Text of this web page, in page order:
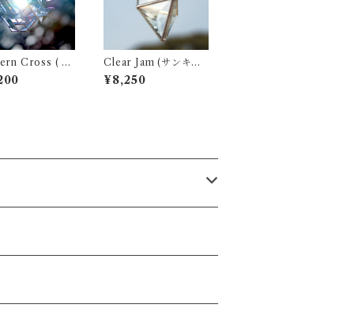
Cross ( 3
ャッチャー )
Clear Jam (サンキャ
ッチャー ・ ウォータ
ープリズム)
¥8,250